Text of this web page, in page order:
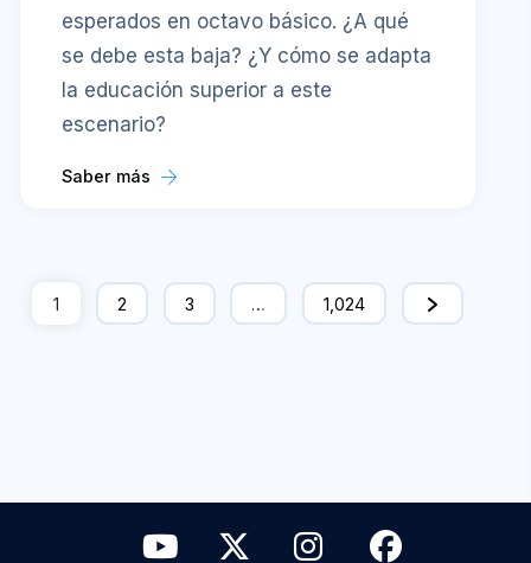
esperados en octavo básico. ¿A qué
se debe esta baja? ¿Y cómo se adapta
la educación superior a este
escenario?
Saber más
1 2 3 … 1,024